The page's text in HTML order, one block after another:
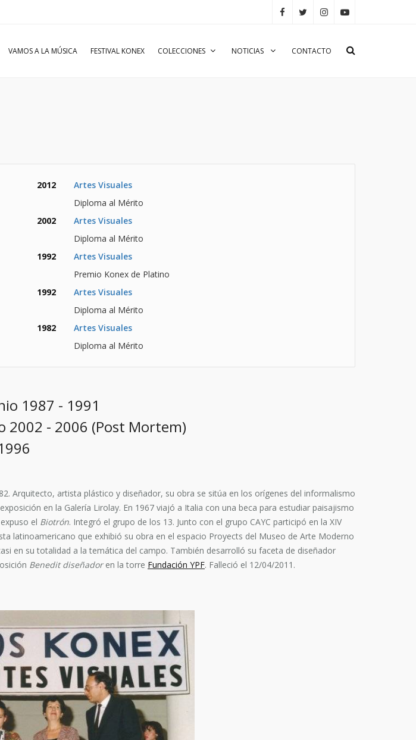
VAMOS A LA MÚSICA FESTIVAL KONEX COLECCIONES NOTICIAS CONTACTO
2012
Artes Visuales
Diploma al Mérito
2002
Artes Visuales
Diploma al Mérito
1992
Artes Visuales
Premio Konex de Platino
1992
Artes Visuales
Diploma al Mérito
1982
Artes Visuales
Diploma al Mérito
1987 - 1991
2002 - 2006 (Post Mortem)
Arquitecto, artista plástico y diseñador, su obra se sitúa en los orígenes del informalismo
en la Galería Lirolay. En 1967 viajó a Italia con una beca para estudiar paisajismo
el Biotrón. Integró el grupo de los 13. Junto con el grupo CAYC participó en la XIV
latinoamericano que exhibió su obra en el espacio Proyects del Museo de Arte Moderno
en su totalidad a la temática del campo. También desarrolló su faceta de diseñador
Benedit diseñadoren la torre Fundación YPF. Falleció el 12/04/2011.